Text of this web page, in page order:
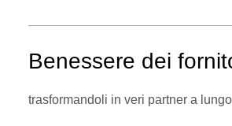
Benessere dei
trasformandoli in veri partner a